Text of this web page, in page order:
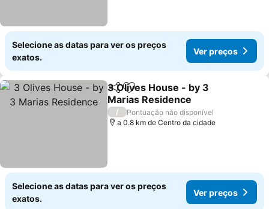
Selecione as datas para ver os preços
exatos.
Ver preços
PartilharAdicionar aos favoritos
3 Olives House - by 3
Marias Residence
Ver preços
/
Pontuação não disponível
a 0.8 km de Centro da cidade
Selecione as datas para ver os preços
exatos.
Ver preços